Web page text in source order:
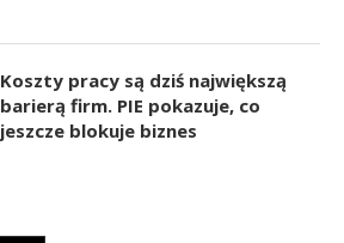
Koszty pracy są dziś największą
barierą firm. PIE pokazuje, co
jeszcze blokuje biznes